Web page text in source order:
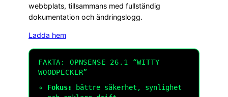
webbplats, tillsammans med fullständig
dokumentation och ändringslogg.
Ladda hem
FAKTA: OPNSENSE 26.1 “WITTY
WOODPECKER”
Fokus:
bättre säkerhet, synlighet